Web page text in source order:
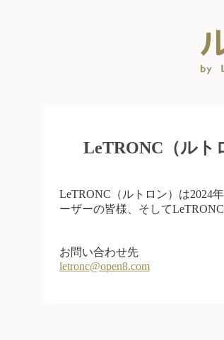
LeTRONC（ルト
LeTRONC（ルトロン）は2024
ーザーの皆様、そして
お問い合わせ先
letronc@open8.com